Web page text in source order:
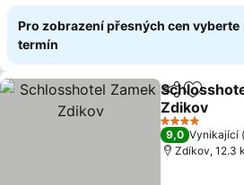
Pro zobrazení přesných cen vyberte
termín
SdíletPřidat
Zdikov
4 Počet
9,0 Vynikající
Zdíkov, 12.3